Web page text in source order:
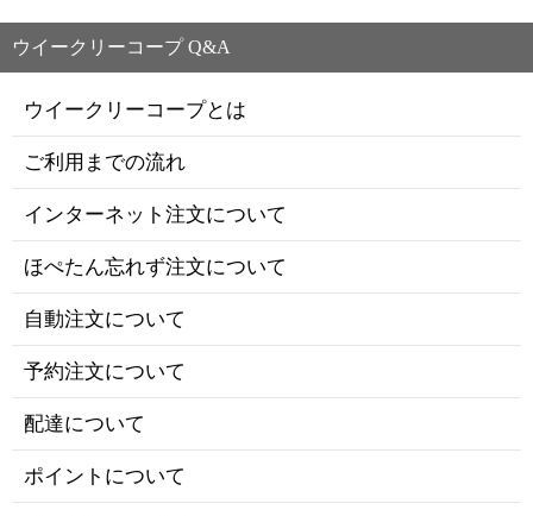
ウイークリーコープ Q&A
ウイークリーコープとは
ご利用までの流れ
インターネット注文について
ほぺたん忘れず注文について
自動注文について
予約注文について
配達について
ポイントについて